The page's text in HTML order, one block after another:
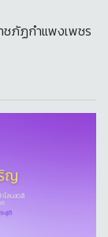
ชภัฏกำแพงเพชร